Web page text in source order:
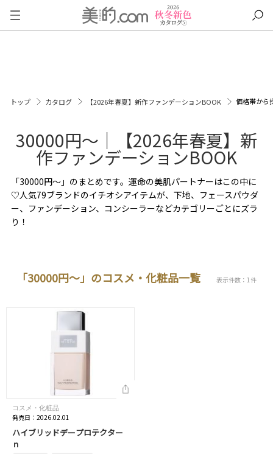
トップ カタログ 【2026年春夏】新作ファンデーションBOOK 価格帯から
30000円～｜【2026年春夏】新
作ファンデーションBOOK
「30000円～」のまとめです。運命の美肌パートナーはこの中に
♡人気79ブランドのイチオシアイテムが、下地、フェースパウダ
ー、ファンデーション、コンシーラーなどカテゴリーごとにズラ
り！
「30000円～」のコスメ・化粧品一覧 表示件数：1件
コスメ・化粧品
発売日：2026.02.01
ハイブリッドデープロテクター
ｎ